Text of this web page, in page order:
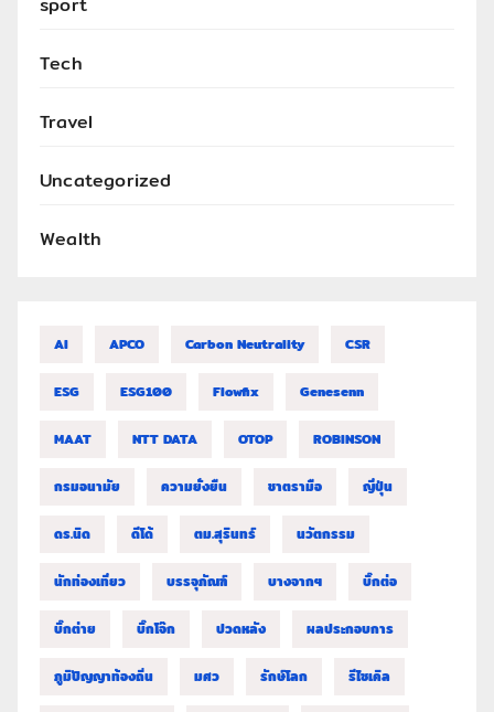
Tech
Travel
Uncategorized
Wealth
AI APCO Carbon Neutrality CSR
ESG ESG100 Flowfix Genesenn
MAAT NTT DATA OTOP ROBINSON
กรมอนามัย ความยั่งยืน ชาตรามือ ญี่ปุ่น
ดร.นิด ดีโด้ ตม.สุรินทร์ นวัตกรรม
นักท่องเที่ยว บรรจุภัณฑ์ บางจากฯ บิ๊กต่อ
บิ๊กต่าย บิ๊กโจ๊ก ปวดหลัง ผลประกอบการ
ภูมิปัญญาท้องถิ่น มศว รักษ์โลก รีไซเคิล